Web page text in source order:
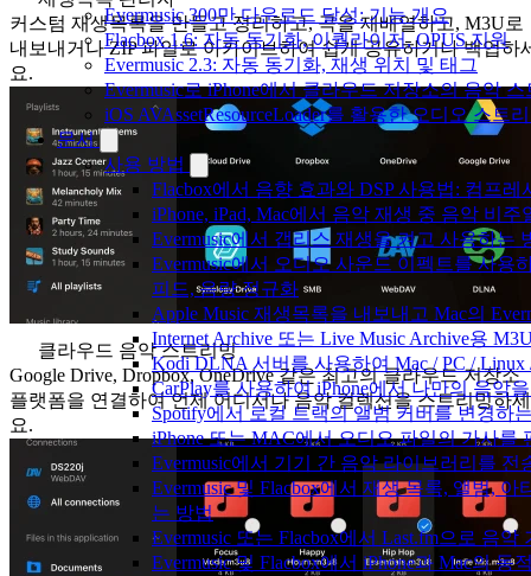
Evermusic 300만 다운로드 달성: 기능 개요
Flacbox 1.6: 자동 동기화, 이퀄라이저, OPUS 지원
Evermusic 2.3: 자동 동기화, 재생 위치 및 태그
Evermusic로 iPhone에서 클라우드 저장소의 음악
iOS AVAssetResourceLoader를 활용한 오디오 스트
문서
사용 방법
Flacbox에서 음향 효과와 DSP 사용법: 컴프
iPhone, iPad, Mac에서 음악 재생 중 음악 비
Evermusic에서 갭리스 재생을 켜고 사용하는
Evermusic에서 오디오 사운드 이펙트를 사
피드, 음량 정규화
Apple Music 재생목록을 내보내고 Mac의
Internet Archive 또는 Live Music Archive용
Kodi DLNA 서버를 사용하여 Mac / PC /
CarPlay를 사용하여 iPhone에서 나만의 음악
Spotify에서 로컬 트랙의 앨범 커버를 변경하
iPhone 또는 MAC에서 오디오 파일의 가사를
Evermusic에서 기기 간 음악 라이브러리를
Evermusic 및 Flacbox에서 재생 목록, 앨범,
는 방법
Evermusic 또는 Flacbox에서 Last.fm으로 음
Evermusic 및 Flacbox에서 iPhone과 Mac의
커스텀 재생목록을 만들고 정리하고, 곡을 재배열하고, M3U로
내보내거나 ZIP 파일로 아카이브하여 쉽게 공유하거나 백업하
요.
클라우드 음악 스트리밍
Google Drive, Dropbox, OneDrive 같은 최고의 클라우드 저장소
플랫폼을 연결하여 언제 어디서나 음악 컬렉션을 스트리밍하세
요.